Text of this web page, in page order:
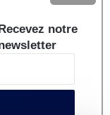
notre